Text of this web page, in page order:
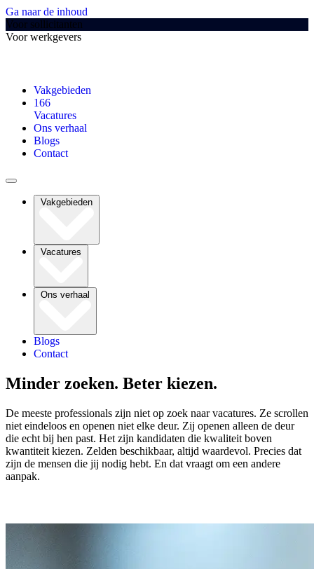
Ga naar de inhoud
Voor sollicitanten
Voor werkgevers
Vakgebieden
166
Vacatures
Ons verhaal
Blogs
Contact
Vakgebieden
Vacatures
Ons verhaal
Blogs
Contact
Minder zoeken. Beter kiezen.
De meeste professionals zijn niet op zoek naar vacatures. Ze scrollen
niet eindeloos en openen niet elke deur. Zij openen alleen de deur
die echt bij hen past. Het zijn kandidaten die kwaliteit boven
kwantiteit kiezen. Zelden beschikbaar, altijd waardevol. Precies dat
zijn de mensen die jij nodig hebt. En dat vraagt om een andere
aanpak.